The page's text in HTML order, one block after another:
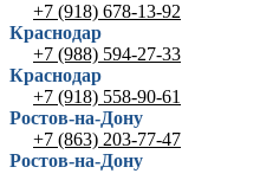
+7 (918) 678-13-92
Краснодар
+7 (988) 594-27-33
Краснодар
+7 (918) 558-90-61
Ростов-на-Дону
+7 (863) 203-77-47
Ростов-на-Дону